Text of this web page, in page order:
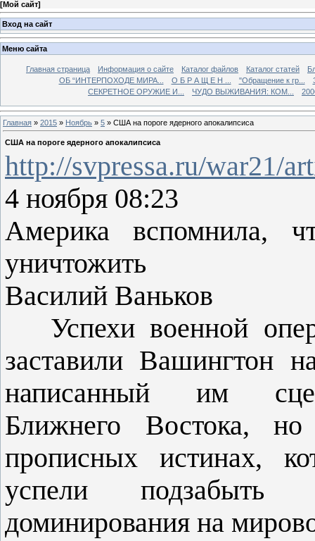
[Мой сайт]
Вход на сайт
Меню сайта
Главная страница Информация о сайте Каталог файлов Каталог статей
ОБ “ИНТЕРПОХОДЕ МИРА...
О Б Р А Щ Е Н ... "Обращение к гр...
СЕКРЕТНОЕ ОРУЖИЕ И...
ЧУДО ВЫЖИВАНИЯ: КОМ...
Главная » 2015 » Ноябрь » 5 » США на пороге ядерного апокалипсиса
США на пороге ядерного апокалипсиса
http://svpressa.ru/war21/
4 ноября 08:23
Америка вспомнила,
уничтожить
Василий Ваньков
Успехи военной
заставили Вашингтон
написанный им
Ближнего Востока,
прописных истинах,
успели подзабыть
доминирования на